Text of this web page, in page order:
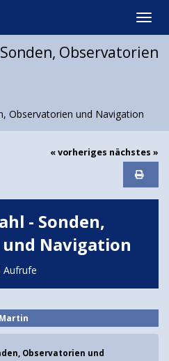
Observatorien
Observatorien und Navigation
« vorheriges nächstes »
- Sonden,
Navigation
Aufrufe
Martin
Observatorien und